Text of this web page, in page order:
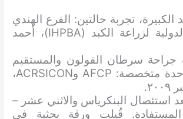
الكبيرة، تجربة حالتين: الفرع الهندي
للجمعية الدولية لزراعة الكبد (IHPBA)، أحمد
سرطان القولون والمستقيم
– تجربة وحدة متخصصة: AFCP وACRSICON،
استئصال البنكرياس والاثني عشر –
قُبلت ورقة بحثية في